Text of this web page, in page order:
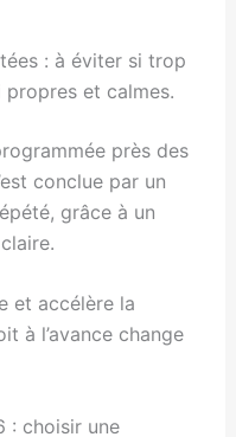
: à éviter si trop
et calmes.
près des
conclue par un
grâce à un
et accélère la
à l’avance change
: choisir une